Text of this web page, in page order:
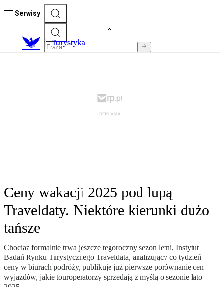
Serwisy
Turystyka
Ceny wakacji 2025 pod lupą
Traveldaty. Niektóre kierunki dużo
tańsze
Chociaż formalnie trwa jeszcze tegoroczny sezon letni, Instytut
Badań Rynku Turystycznego Traveldata, analizujący co tydzień
ceny w biurach podróży, publikuje już pierwsze porównanie cen
wyjazdów, jakie touroperatorzy sprzedają z myślą o sezonie lato